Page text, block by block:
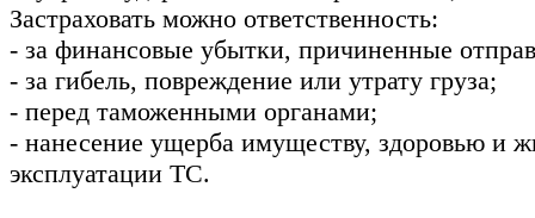
Застраховать можно ответственность:
- за финансовые убытки, причиненные
- за гибель, повреждение или утрату груза;
- перед таможенными органами;
- нанесение ущерба имуществу, здоровью и
эксплуатации ТС.